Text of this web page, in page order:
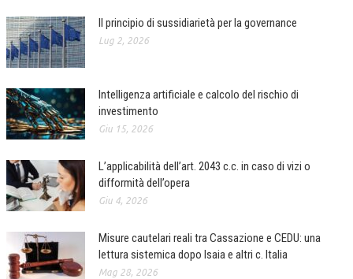
DIRITTO PENALE D’IMPRESA
DIRITTO DEL LAVORO
DIRITTO DELLE IMPRESE IN CRISI
CRIMINOLOGIA E CRIMINALISTICA
SICUREZZA SUL LAVORO
FISCO
FISCALITÀ INTERNAZIONALE
Il principio di sussidiarietà per la governance
Lug 2, 2026
Intelligenza artificiale e calcolo del rischio di
investimento
Giu 15, 2026
L’applicabilità dell’art. 2043 c.c. in caso di vizi o
difformità dell’opera
Giu 4, 2026
Misure cautelari reali tra Cassazione e CEDU: una
lettura sistemica dopo Isaia e altri c. Italia
Mag 28, 2026